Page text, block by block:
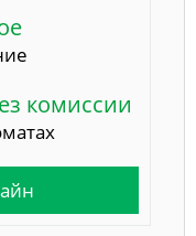
комиссии